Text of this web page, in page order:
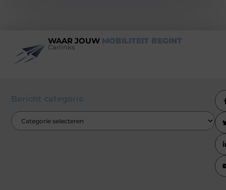
WAAR JOUW MOBILITEIT BEGINT
Carlinks
Bericht categorie